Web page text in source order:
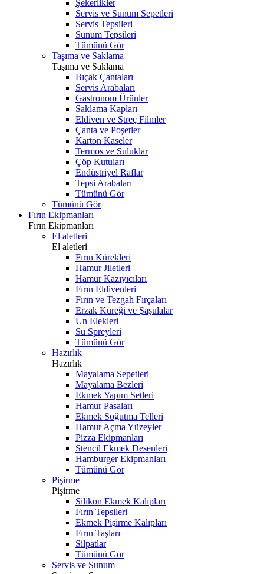
Şekerlikler
Servis ve Sunum Sepetleri
Servis Tepsileri
Sunum Tepsileri
Tümünü Gör
Taşıma ve Saklama
Taşıma ve Saklama
Bıçak Çantaları
Servis Arabaları
Gastronom Ürünler
Saklama Kapları
Eldiven ve Streç Filmler
Çanta ve Poşetler
Karton Kaseler
Termos ve Suluklar
Çöp Kutuları
Endüstriyel Raflar
Tepsi Arabaları
Tümünü Gör
Tümünü Gör
Fırın Ekipmanları
Fırın Ekipmanları
El aletleri
El aletleri
Fırın Kürekleri
Hamur Jiletleri
Hamur Kazıyıcıları
Fırın Eldivenleri
Fırın ve Tezgah Fırçaları
Erzak Küreği ve Şaşulalar
Un Elekleri
Su Spreyleri
Tümünü Gör
Hazırlık
Hazırlık
Mayalama Sepetleri
Mayalama Bezleri
Ekmek Yapım Setleri
Hamur Pasaları
Ekmek Soğutma Telleri
Hamur Açma Yüzeyler
Pizza Ekipmanları
Stencil Ekmek Desenleri
Hamburger Ekipmanları
Tümünü Gör
Pişirme
Pişirme
Silikon Ekmek Kalıpları
Fırın Tepsileri
Ekmek Pişirme Kalıpları
Fırın Taşları
Silpatlar
Tümünü Gör
Servis ve Sunum